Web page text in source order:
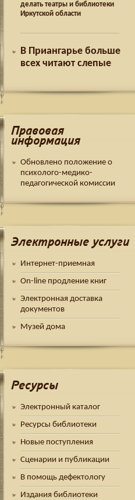
делать театры и библиотеки
Иркутской области
В Приангарье больше
всех читают слепые
Правовая
информация
Обновлено положение о
психолого-медико-
педагогической комиссии
Электронные услуги
Интернет-приемная
On-line продление книг
Электронная доставка
документов
Музей дома
Ресурсы
Электронный каталог
Ресурсы библиотеки
Новые поступления
Сценарии и публикации
В помощь дефектологу
Издания библиотеки